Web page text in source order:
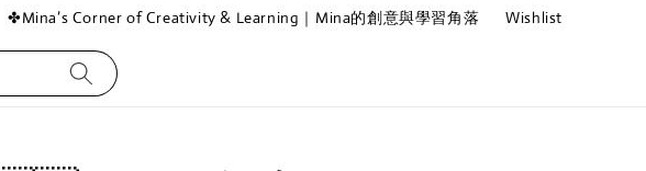
✤Mina’s Corner of Creativity & Learning｜Mina的創意與學習角落 Wishlist